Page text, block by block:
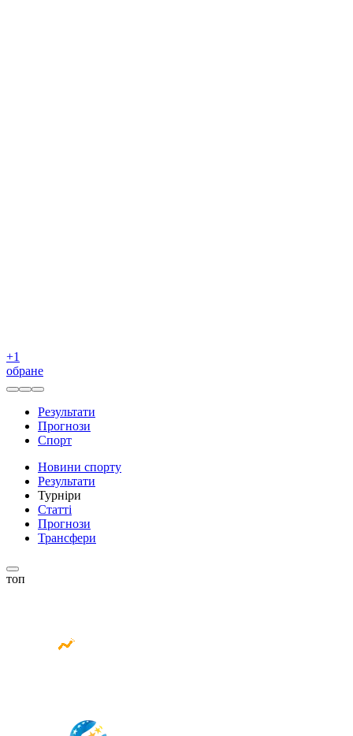
+1
обране
Результати
Прогнози
Спорт
Новини спорту
Результати
Турніри
Статті
Прогнози
Трансфери
топ